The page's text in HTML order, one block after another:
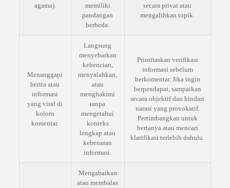
agama).
memiliki
pandangan
berbeda.
secara privat atau
mengalihkan topik.
Menanggapi
berita atau
informasi
yang viral di
kolom
komentar.
Langsung
menyebarkan
kebencian,
menyalahkan,
atau
menghakimi
tanpa
mengetahui
konteks
lengkap atau
kebenaran
informasi.
Prioritaskan verifikasi
informasi sebelum
berkomentar. Jika ingin
berpendapat, sampaikan
secara objektif dan hindari
narasi yang provokatif.
Pertimbangkan untuk
bertanya atau mencari
klarifikasi terlebih dahulu.
Mengabaikan
atau membalas